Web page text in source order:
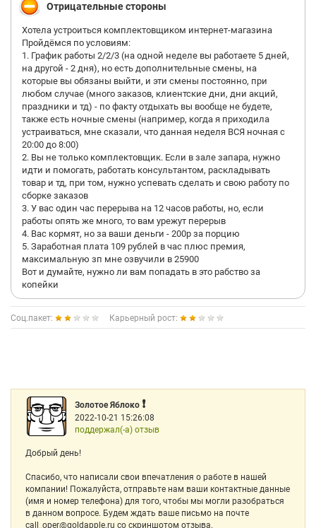
Отрицательные стороны
Хотела устроиться комплектовщиком интернет-магазина
Пройдёмся по условиям:
1. График работы 2/2/3 (на одной неделе вы работаете 5 дней,
на другой - 2 дня), но есть дополнительные смены, на
которые вы обязаны выйти, и эти смены постоянно, при
любом случае (много заказов, клиентские дни, дни акций,
праздники и тд) - по факту отдыхать вы вообще не будете,
также есть ночные смены (например, когда я приходила
устраиваться, мне сказали, что данная неделя ВСЯ ночная с
20:00 до 8:00)
2. Вы не только комплектовщик. Если в зале запара, нужно
идти и помогать, работать консультантом, раскладывать
товар и тд, при том, нужно успевать сделать и свою работу по
сборке заказов
3. У вас один час перерыва на 12 часов работы, но, если
работы опять же много, то вам урежут перерыв
4. Вас кормят, но за ваши деньги - 200р за порцию
5. Заработная плата 109 рублей в час плюс премия,
максимальную зп мне озвучили в 25900
Вот и думайте, нужно ли вам попадать в это рабство за
копейки
Соц.пакет: Карьерный рост:
Золотое Яблоко ❗️
2022-10-21 15:26:08
поддержал(-а) отзыв
Добрый день!
Спасибо, что написали свои впечатления о работе в нашей
компании! Пожалуйста, отправьте нам ваши контактные данные
(имя и номер телефона) для того, чтобы мы могли разобраться
в данном вопросе. Будем ждать ваше письмо на почте
call_oper@goldapple.ru со скриншотом отзыва.